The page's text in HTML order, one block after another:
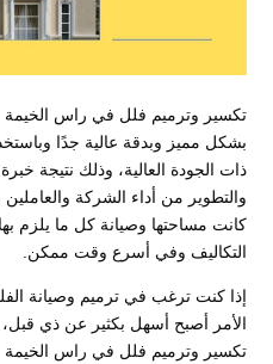
تكسير وترميم فلل في راس الخيمة
بشكل مميز وبدقة عالية جدًا
ذات الجودة العالية، وذلك نتيجة
والتطوير من أداء الشركة والعاملين
كانت مساحتها وصيانة كل ما يلزم
التكاليف وفي أسرع وقت ممكن.
إذا كنت ترغب في ترميم وصيانة
الأمر أصبح أسهل بكثير عن ذي
تكسير وترميم فلل في راس الخيمة